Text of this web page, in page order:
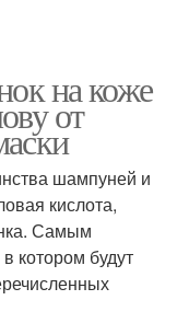
на коже
от
шампуней и
кислота,
Самым
котором будут